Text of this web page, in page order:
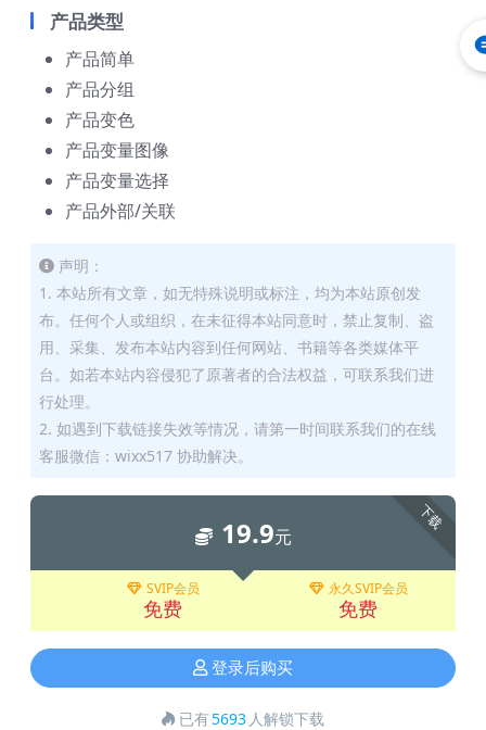
产品类型
产品简单
产品分组
产品变色
产品变量图像
产品变量选择
产品外部/关联
声明：
1. 本站所有文章，如无特殊说明或标注，均为本站原创发
布。任何个人或组织，在未征得本站同意时，禁止复制、盗
用、采集、发布本站内容到任何网站、书籍等各类媒体平
台。如若本站内容侵犯了原著者的合法权益，可联系我们进
行处理。
2. 如遇到下载链接失效等情况，请第一时间联系我们的在线
客服微信：wixx517 协助解决。
下载
19.9元
SVIP会员
免费
永久SVIP会员
免费
登录后购买
已有5693 人解锁下载